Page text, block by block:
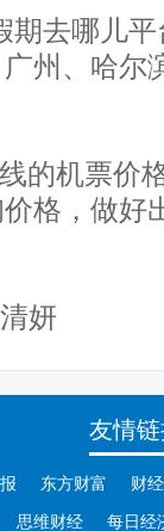
期去哪儿
州、哈尔
的机票价
格，做好
妍
友情
东方财富 财
思维财经 每日经